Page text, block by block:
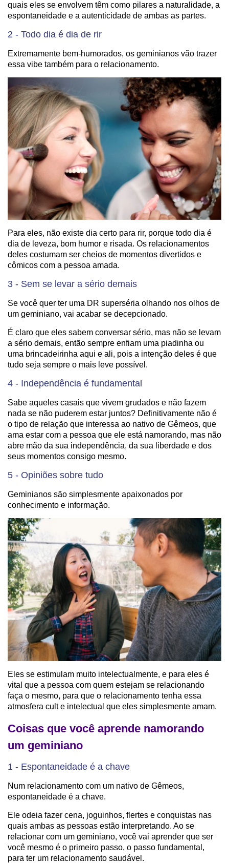
quais eles se envolvem têm como pilares a naturalidade, a
espontaneidade e a autenticidade de ambas as partes.
2 - Todo dia é dia de rir
Extremamente bem-humorados, os geminianos vão trazer
essa vibe também para o relacionamento.
Para eles, não existe dia certo para rir, porque todo dia é
dia de leveza, bom humor e risada. Os relacionamentos
deles costumam ser cheios de momentos divertidos e
cômicos com a pessoa amada.
3 - Sem se levar a sério demais
Se você quer ter uma DR superséria olhando nos olhos de
um geminiano, vai acabar se decepcionado.
É claro que eles sabem conversar sério, mas não se levam
a sério demais, então sempre enfiam uma piadinha ou
uma brincadeirinha aqui e ali, pois a intenção deles é que
tudo seja sempre o mais leve possível.
4 - Independência é fundamental
Sabe aqueles casais que vivem grudados e não fazem
nada se não puderem estar juntos? Definitivamente não é
o tipo de relação que interessa ao nativo de Gêmeos, que
ama estar com a pessoa que ele está namorando, mas não
abre mão da sua independência, da sua liberdade e dos
seus momentos consigo mesmo.
5 - Opiniões sobre tudo
Geminianos são simplesmente apaixonados por
conhecimento e informação.
Eles se estimulam muito intelectualmente, e para eles é
vital que a pessoa com quem estejam se relacionando
faça o mesmo, para que o relacionamento tenha essa
atmosfera cult e intelectual que eles simplesmente amam.
Coisas que você aprende namorando
um geminiano
1 - Espontaneidade é a chave
Num relacionamento com um nativo de Gêmeos,
espontaneidade é a chave.
Ele odeia fazer cena, joguinhos, flertes e conquistas nas
quais ambas as pessoas estão interpretando. Ao se
relacionar com um geminiano, você vai aprender que ser
você mesmo é o primeiro passo, o passo fundamental,
para ter um relacionamento saudável.